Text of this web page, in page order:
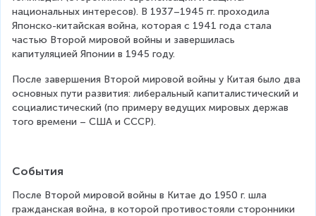
национальных интересов). В 1937–1945 гг. проходила
Японско-китайская война, которая с 1941 года стала
частью Второй мировой войны и завершилась
капитуляцией Японии в 1945 году.
После завершения Второй мировой войны у Китая было два
основных пути развития: либеральный капиталистический и
социалистический (по примеру ведущих мировых держав
того времени – США и СССР).
События
После Второй мировой войны в Китае до 1950 г. шла
гражданская война, в которой противостояли сторонники